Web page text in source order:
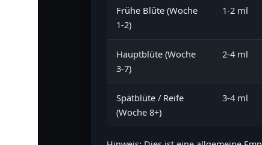
Frühe Blüte (Woche
1-2)
1-2 ml
Hauptblüte (Woche
3-7)
2-4 ml
Spätblüte / Reife
(Woche 8+)
3-4 ml